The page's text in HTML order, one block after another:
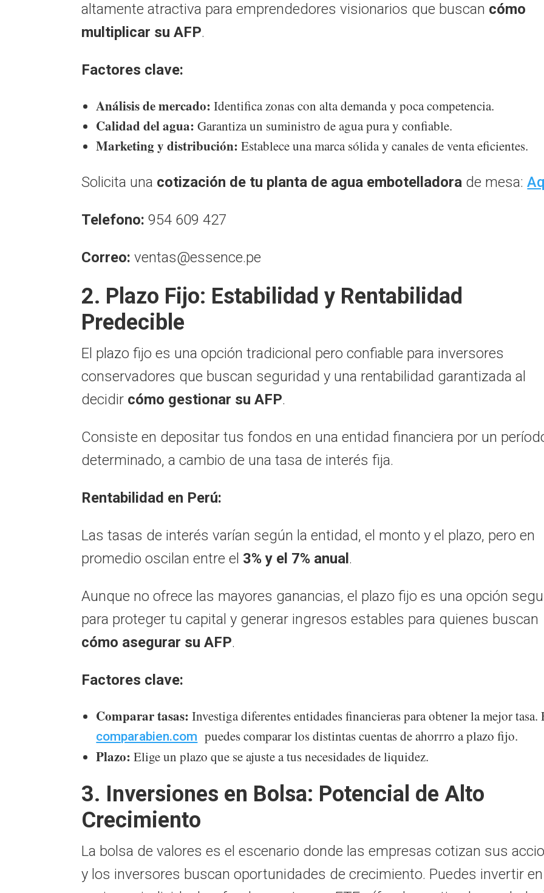
altamente atractiva para emprendedores visionarios que buscan cómo
multiplicar su AFP.
Factores clave:
Análisis de mercado: Identifica zonas con alta demanda y poca competencia.
Calidad del agua: Garantiza un suministro de agua pura y confiable.
Marketing y distribución: Establece una marca sólida y canales de venta eficientes.
Solicita una cotización de tu planta de agua embotelladora de mesa:
Telefono:954 609 427
Correo:ventas@essence.pe
2. Plazo Fijo: Estabilidad y Rentabilidad
Predecible
El plazo fijo es una opción tradicional pero confiable para inversores
conservadores que buscan seguridad y una rentabilidad garantizada al
decidir cómo gestionar su AFP.
Consiste en depositar tus fondos en una entidad financiera por un
determinado, a cambio de una tasa de interés fija.
Rentabilidad en Perú:
Las tasas de interés varían según la entidad, el monto y el plazo, pero en
promedio oscilan entre el 3% y el 7% anual .
Aunque no ofrece las mayores ganancias, el plazo fijo es una opción
para proteger tu capital y generar ingresos estables para quienes buscan
cómo asegurar su AFP.
Factores clave:
Comparar tasas: Investiga diferentes entidades financieras para obtener la mejor tasa.
comparabien.com puedes comparar los distintas cuentas de ahorrro a plazo fijo.
Plazo: Elige un plazo que se ajuste a tus necesidades de liquidez.
3. Inversiones en Bolsa: Potencial de Alto
Crecimiento
La bolsa de valores es el escenario donde las empresas cotizan sus
y los inversores buscan oportunidades de crecimiento. Puedes invertir en